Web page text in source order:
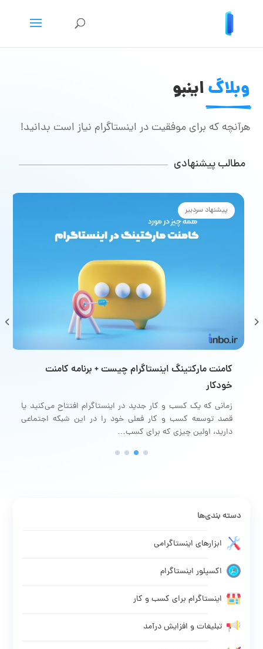
وبلاگ
هرآنچه که برای موفقیت در اینستاگرام نیاز است بدانید!
مطالب پیشنهادی
زمانی که
قصد توسعه
امنیتی خرید پیج اینستاگرام
که این روزها افراد زیادی به دنبال درآمدزایی از
هستند. یکی از راه‌هایی که کاربران این شبکه اجتماعی
دسته بندی‌ها
ابزارهای اینستاگرامی
اکسپلور اینستاگرام
اینستاگرام برای کسب و کار
تبلیغات و افزایش درآمد